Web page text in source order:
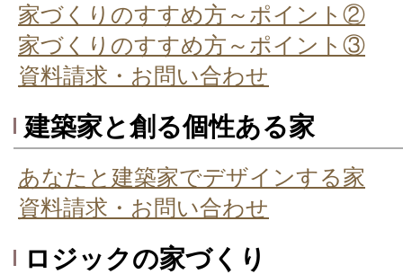
家づくりのすすめ方～ポイント②
家づくりのすすめ方～ポイント③
資料請求・お問い合わせ
建築家と創る個性ある家
あなたと建築家でデザインする家
資料請求・お問い合わせ
ロジックの家づくり